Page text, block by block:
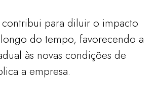
contribui para diluir o impacto
do tempo, favorecendo a
às novas condições de
a empresa.